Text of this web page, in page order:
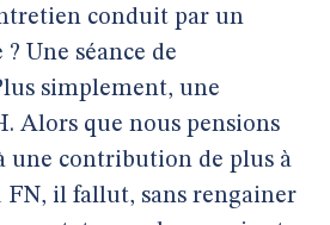
conduit par un
Une séance de
simplement, une
Alors que nous pensions
une contribution de plus à
FN, il fallut, sans rengainer